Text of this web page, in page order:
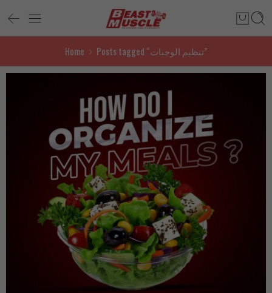
Home Posts tagged “تنظيم الوجبات”